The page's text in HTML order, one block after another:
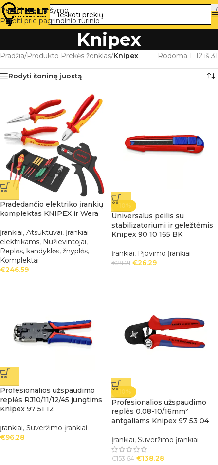
Pereiti prie naršymo
Pereiti prie pagrindinio turinio
Knipex
Pradžia/Produkto Prekės ženklas/Knipex Rodoma 1–12 iš 31
Rodyti šoninę juostą
Pradedančio elektriko įrankių
komplektas KNIPEX ir Wera
Įrankiai, Atsuktuvai, Įrankiai
elektrikams, Nužievintojai,
Replės, kandyklės, žnyplės,
Komplektai
€246.59
-10%
Universalus peilis su
stabilizatoriumi ir geležtėmis
Knipex 90 10 165 BK
Įrankiai, Pjovimo įrankiai
€29.21 €26.29
Profesionalios užspaudimo
replės RJ10/11/12/45 jungtims
Knipex 97 51 12
Įrankiai, Suveržimo įrankiai
€96.28
-10%
Profesionalios užspaudimo
replės 0.08-10/16mm²
antgaliams Knipex 97 53 04
Įrankiai, Suveržimo įrankiai
€153.64 €138.28